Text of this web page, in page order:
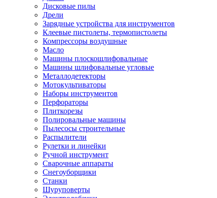
Дисковые пилы
Дрели
Зарядные устройства для инструментов
Клеевые пистолеты, термопистолеты
Компрессоры воздушные
Масло
Машины плоскошлифовальные
Машины шлифовальные угловые
Металлодетекторы
Мотокультиваторы
Наборы инструментов
Перфораторы
Плиткорезы
Полировальные машины
Пылесосы строительные
Распылители
Рулетки и линейки
Ручной инструмент
Сварочные аппараты
Снегоуборщики
Станки
Шуруповерты